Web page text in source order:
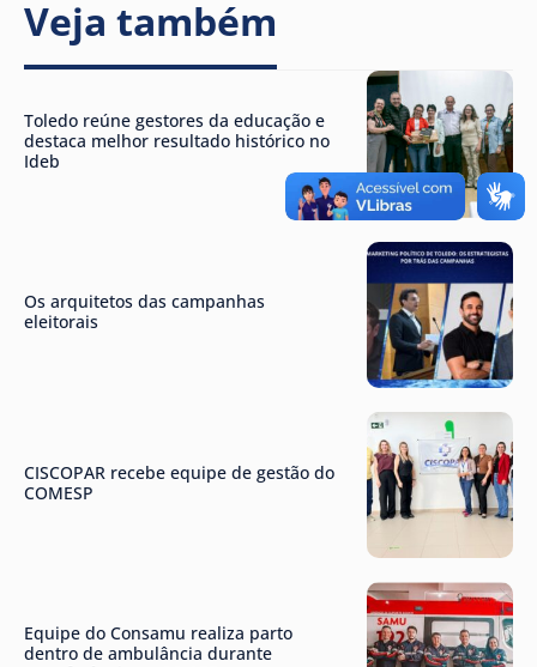
Veja também
Toledo reúne gestores da educação e
destaca melhor resultado histórico no
Ideb
Os arquitetos das campanhas
eleitorais
CISCOPAR recebe equipe de gestão do
COMESP
Equipe do Consamu realiza parto
dentro de ambulância durante